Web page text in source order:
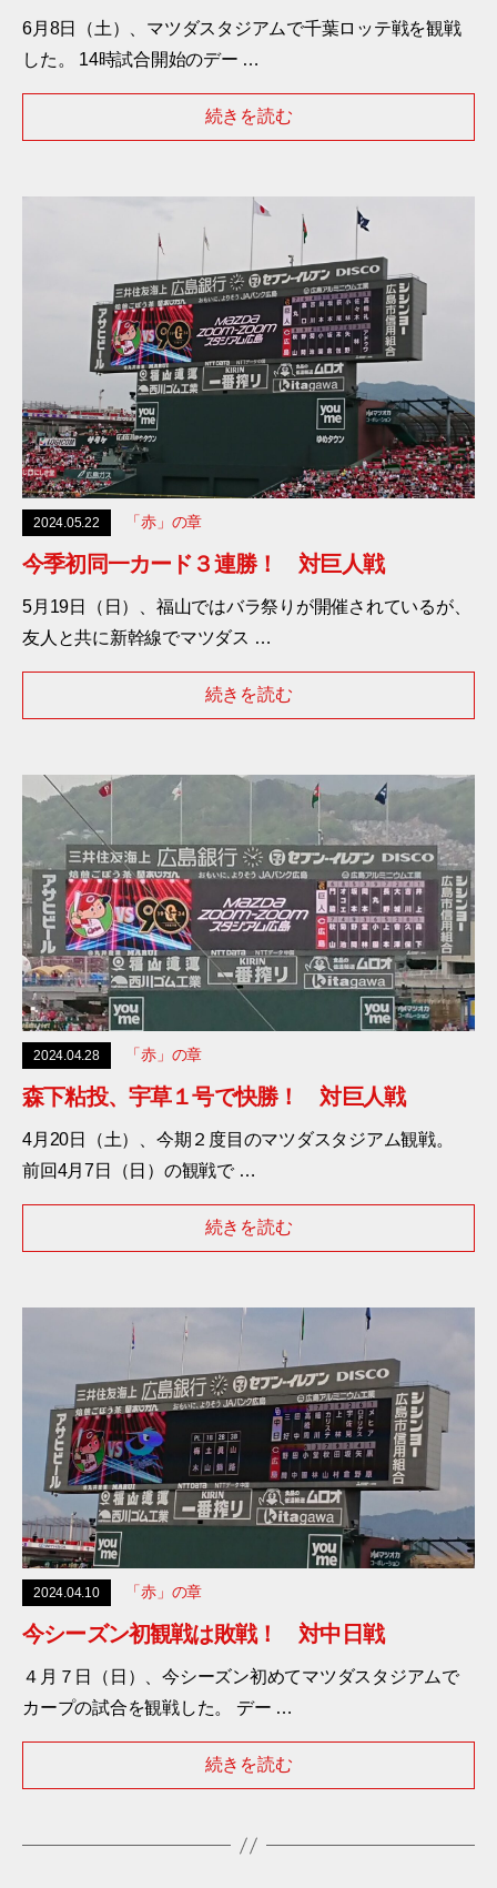
6月8日（土）、マツダスタジアムで千葉ロッテ戦を観戦
した。 14時試合開始のデー …
続きを読む
2024.05.22 「赤」の章
今季初同一カード３連勝！ 対巨人戦
5月19日（日）、福山ではバラ祭りが開催されているが、
友人と共に新幹線でマツダス …
続きを読む
2024.04.28 「赤」の章
森下粘投、宇草１号で快勝！ 対巨人戦
4月20日（土）、今期２度目のマツダスタジアム観戦。
前回4月7日（日）の観戦で …
続きを読む
2024.04.10 「赤」の章
今シーズン初観戦は敗戦！ 対中日戦
４月７日（日）、今シーズン初めてマツダスタジアムで
カープの試合を観戦した。 デー …
続きを読む